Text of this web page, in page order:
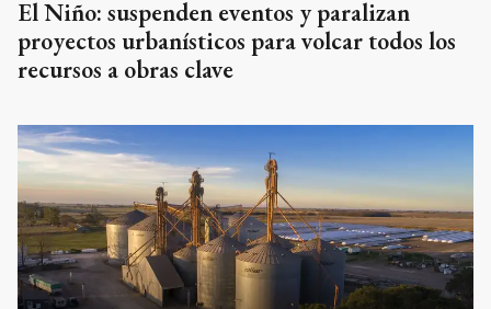
El Niño: suspenden eventos y paralizan
proyectos urbanísticos para volcar todos los
recursos a obras clave